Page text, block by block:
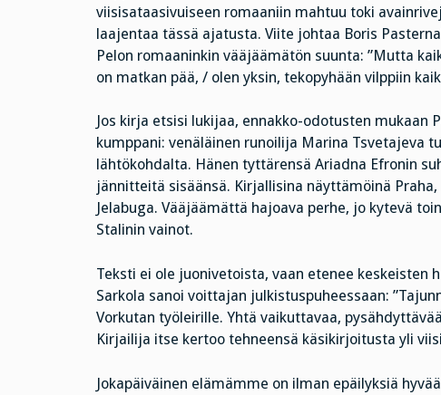
viisisataasivuiseen romaaniin mahtuu toki
laajentaa tässä ajatusta. Viite johtaa Boris
Pelon romaaninkin vääjäämätön suunta: ”Mutta
on matkan pää, / olen yksin, tekopyhään vilppiin
Jos kirja etsisi lukijaa, ennakko-odotusten mukaan
kumppani: venäläinen runoilija Marina Tsvetajeva
lähtökohdalta. Hänen tyttärensä Ariadna Efronin
jännitteitä sisäänsä. Kirjallisina näyttämöinä
Jelabuga. Vääjäämättä hajoava perhe, jo kytevä
Stalinin vainot.
Teksti ei ole juonivetoista, vaan etenee keskeisten
Sarkola sanoi voittajan julkistuspuheessaan:
Vorkutan työleirille. Yhtä vaikuttavaa,
Kirjailija itse kertoo tehneensä käsikirjoitusta yli
Jokapäiväinen elämämme on ilman epäilyksiä